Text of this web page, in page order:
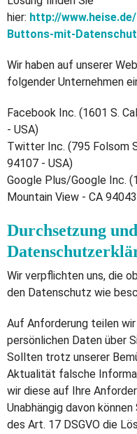
hier: http://
Buttons-mit-
Wir haben auf unserer
folgender Unternehmen
Facebook Inc. (1601 S.
- USA)
Twitter Inc. (795 Folsom
94107 - USA)
Google Plus/Google Inc.
Mountain View - CA
Durchsetzung
Wir verpflichten uns, die
den Datenschutz wie
Auf Anforderung teilen
persönlichen Daten über
Sollten trotz unserer
Aktualität falsche
wir diese auf Ihre
Unabhängig davon
des Art. 17 DSGVO die